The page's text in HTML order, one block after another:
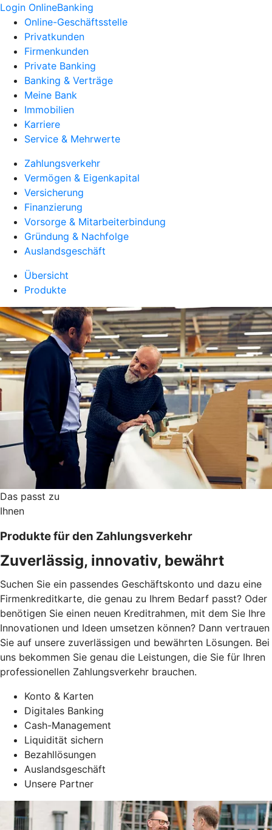
Login OnlineBanking
Online-Geschäftsstelle
Privatkunden
Firmenkunden
Private Banking
Banking & Verträge
Meine Bank
Immobilien
Karriere
Service & Mehrwerte
Zahlungsverkehr
Vermögen & Eigenkapital
Versicherung
Finanzierung
Vorsorge & Mitarbeiterbindung
Gründung & Nachfolge
Auslandsgeschäft
Übersicht
Produkte
Das passt zu
Ihnen
Produkte für den Zahlungsverkehr
Zuverlässig, innovativ, bewährt
Suchen Sie ein passendes Geschäftskonto und dazu eine
Firmenkreditkarte, die genau zu Ihrem Bedarf passt? Oder
benötigen Sie einen neuen Kreditrahmen, mit dem Sie Ihre
Innovationen und Ideen umsetzen können? Dann vertrauen
Sie auf unsere zuverlässigen und bewährten Lösungen. Bei
uns bekommen Sie genau die Leistungen, die Sie für Ihren
professionellen Zahlungsverkehr brauchen.
Konto & Karten
Digitales Banking
Cash-Management
Liquidität sichern
Bezahllösungen
Auslandsgeschäft
Unsere Partner